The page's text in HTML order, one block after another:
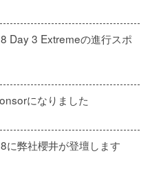
Day 3 Extremeの進行スポ
になりました
弊社櫻井が登壇します